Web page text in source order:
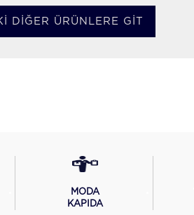
DIĞER ÜRÜNLERE GIT
MODA
KAPIDA